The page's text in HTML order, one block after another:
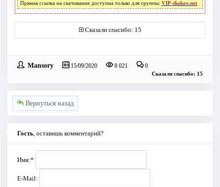
Прямая ссылка на скачивание доступна только для группы: VIP-diakov.net
Сказали спасибо: 15
Mansory 15/09/2020 8 021 0
Сказали спасибо: 15
Вернуться назад
Гость , оставишь комментарий?
Имя:*
E-Mail: